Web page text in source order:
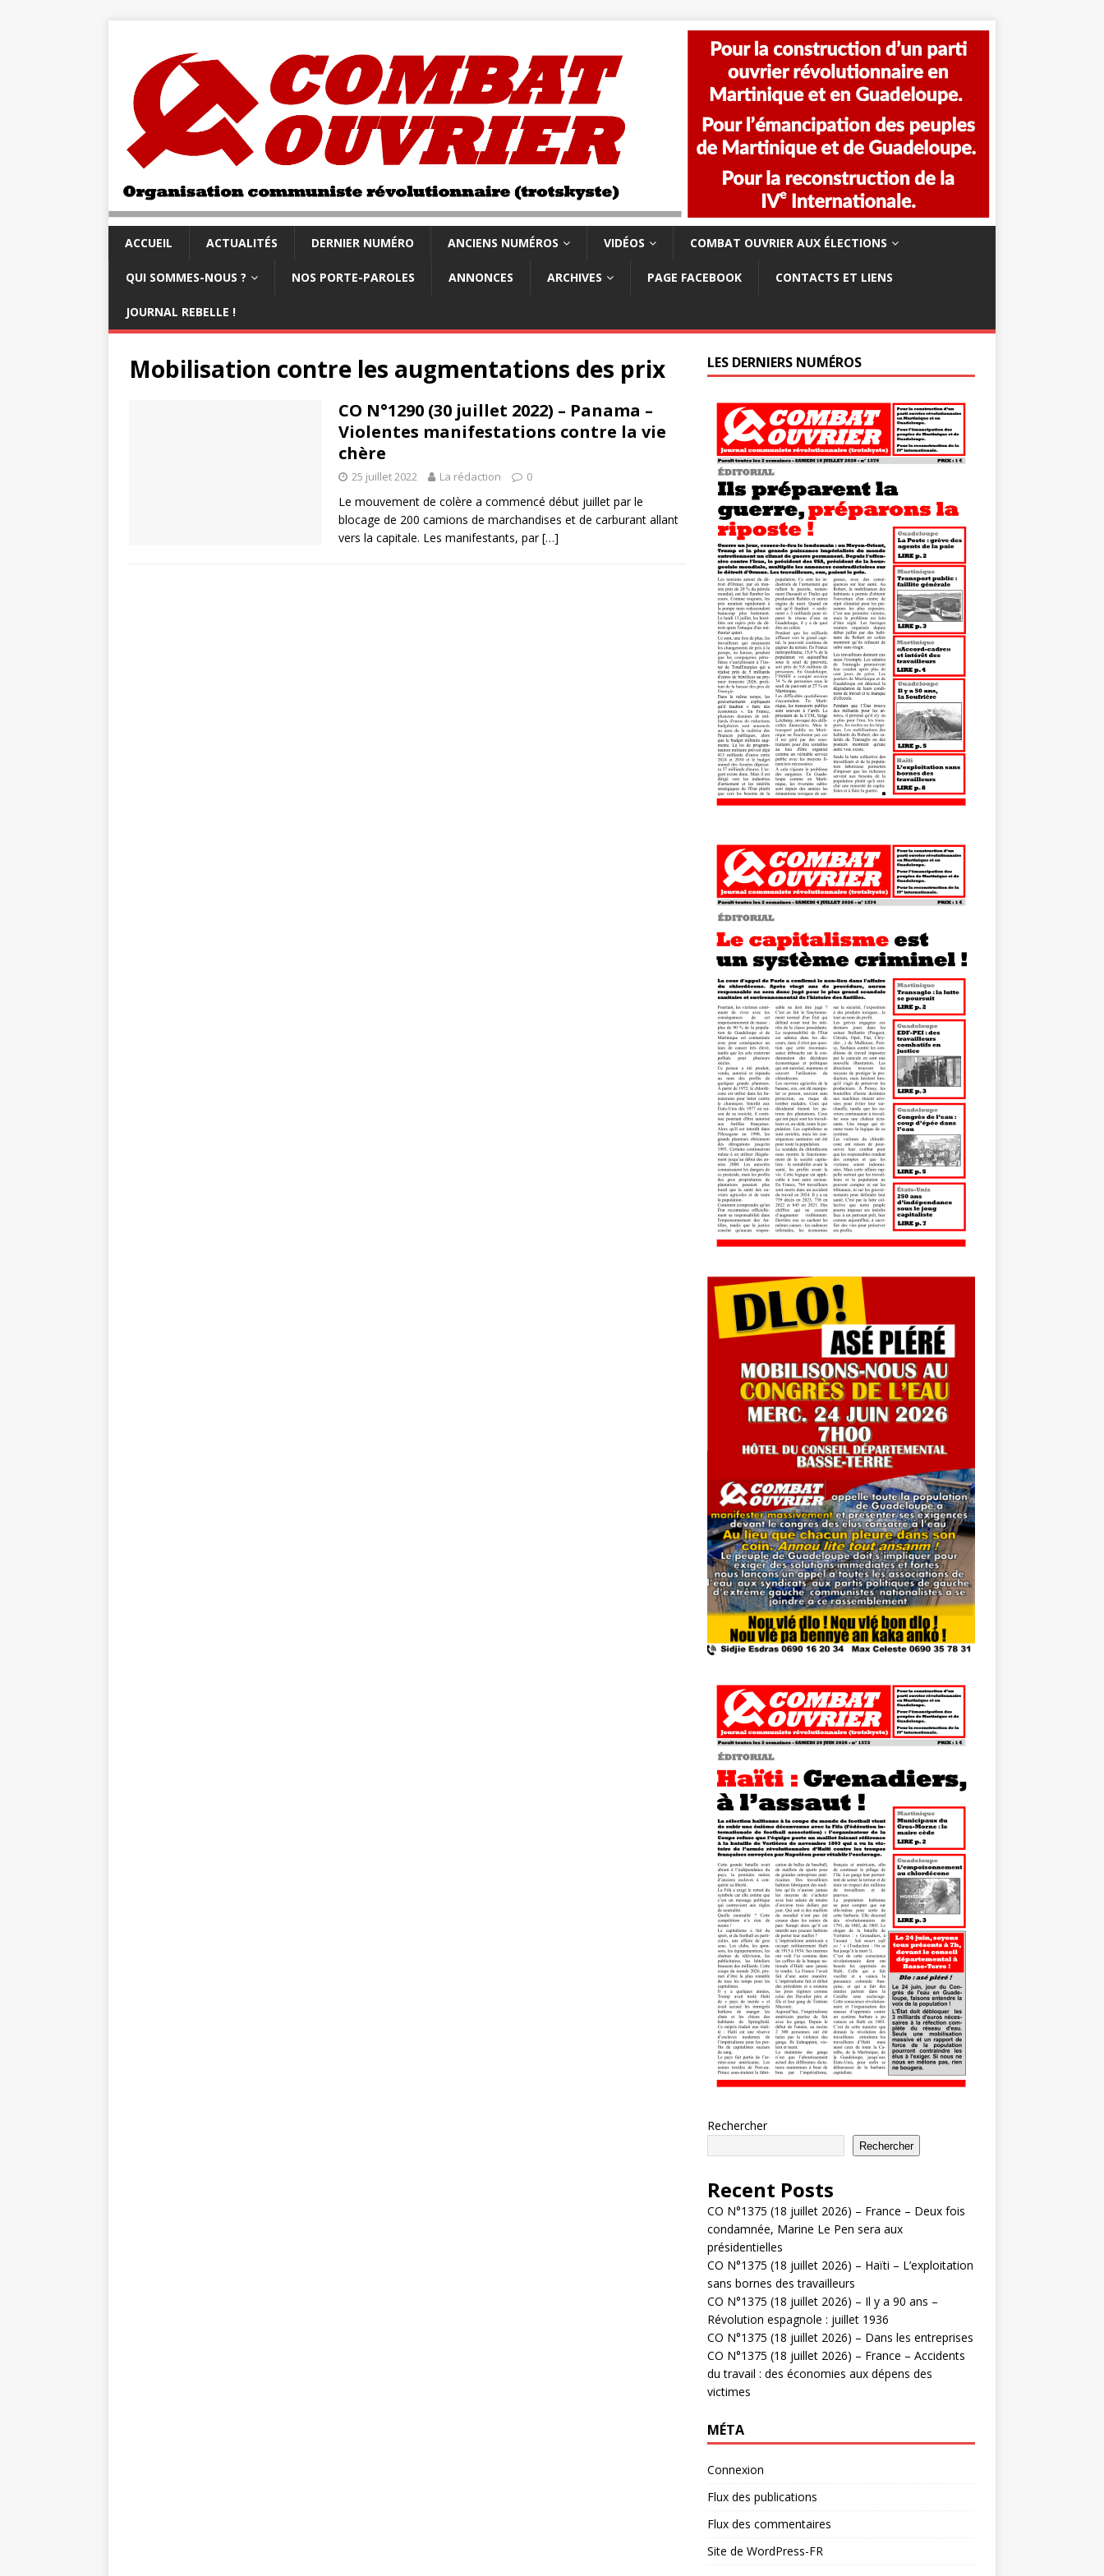
ACCUEIL ACTUALITÉS DERNIER NUMÉRO ANCIENS NUMÉROS VIDÉOS COMBAT OUVRIER AUX ÉLECTIONS
QUI SOMMES-NOUS ? NOS PORTE-PAROLES ANNONCES ARCHIVES PAGE FACEBOOK CONTACTS ET LIENS
JOURNAL REBELLE !
Mobilisation contre les augmentations des prix
CO N°1290 (30 juillet 2022) – Panama –
Violentes manifestations contre la vie
chère
25 juillet 2022 La rédaction 0
Le mouvement de colère a commencé début juillet par le
blocage de 200 camions de marchandises et de carburant allant
vers la capitale. Les manifestants, par[…]
LES DERNIERS NUMÉROS
Rechercher
Rechercher
Recent Posts
CO N°1375 (18 juillet 2026) – France – Deux fois
condamnée, Marine Le Pen sera aux
présidentielles
CO N°1375 (18 juillet 2026) – Haïti – L’exploitation
sans bornes des travailleurs
CO N°1375 (18 juillet 2026) – Il y a 90 ans –
Révolution espagnole : juillet 1936
CO N°1375 (18 juillet 2026) – Dans les entreprises
CO N°1375 (18 juillet 2026) – France – Accidents
du travail : des économies aux dépens des
victimes
MÉTA
Connexion
Flux des publications
Flux des commentaires
Site de WordPress-FR